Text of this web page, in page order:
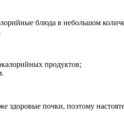
блюда в небольшом
продуктов;
здоровые почки, поэтому